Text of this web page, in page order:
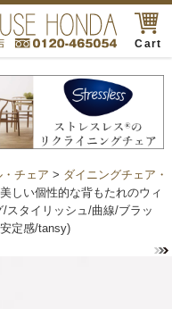
Cart
チェア > ダイニングチェア・
しい個性的な背もたれのウィ
スタイリッシュ/曲線/ブラッ
定感/tansy)